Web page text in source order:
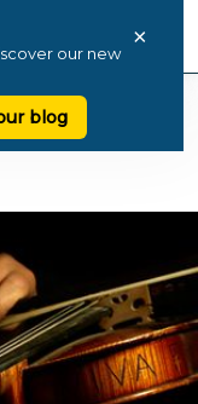
our new
blog
×